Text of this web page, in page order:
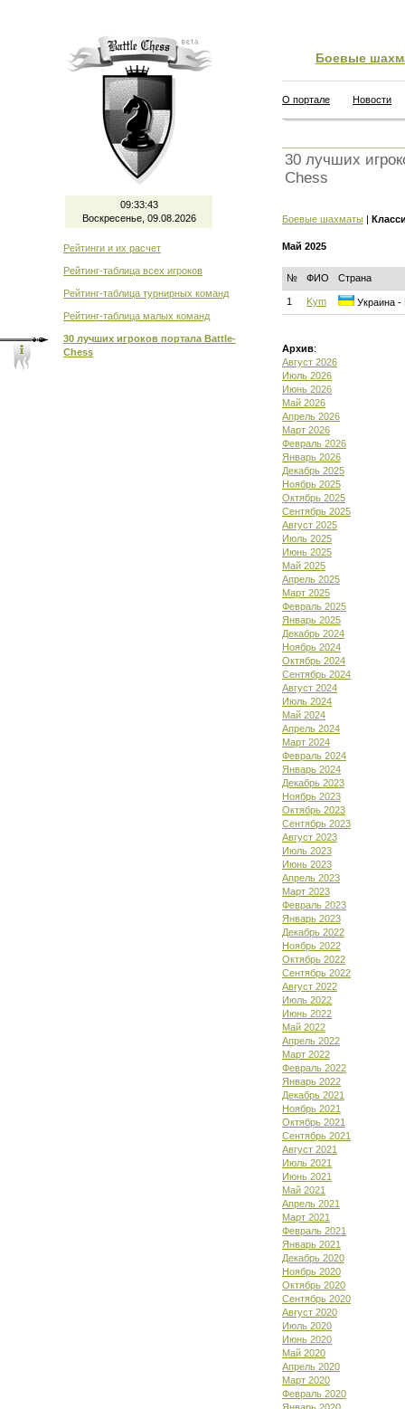
09:33:43
Воскресенье, 09.08.2026
Рейтинги и их расчет
Рейтинг-таблица всех игроков
Рейтинг-таблица турнирных команд
Рейтинг-таблица малых команд
30 лучших игроков портала Battle-
Chess
Боевые
О портале Новости
30 лучших
Chess
Боевые шахматы |
Май 2025
№ ФИО Страна
1 Kym Украина -
Архив:
Август 2026
Июль 2026
Июнь 2026
Май 2026
Апрель 2026
Март 2026
Февраль 2026
Январь 2026
Декабрь 2025
Ноябрь 2025
Октябрь 2025
Сентябрь 2025
Август 2025
Июль 2025
Июнь 2025
Май 2025
Апрель 2025
Март 2025
Февраль 2025
Январь 2025
Декабрь 2024
Ноябрь 2024
Октябрь 2024
Сентябрь 2024
Август 2024
Июль 2024
Май 2024
Апрель 2024
Март 2024
Февраль 2024
Январь 2024
Декабрь 2023
Ноябрь 2023
Октябрь 2023
Сентябрь 2023
Август 2023
Июль 2023
Июнь 2023
Апрель 2023
Март 2023
Февраль 2023
Январь 2023
Декабрь 2022
Ноябрь 2022
Октябрь 2022
Сентябрь 2022
Август 2022
Июль 2022
Июнь 2022
Май 2022
Апрель 2022
Март 2022
Февраль 2022
Январь 2022
Декабрь 2021
Ноябрь 2021
Октябрь 2021
Сентябрь 2021
Август 2021
Июль 2021
Июнь 2021
Май 2021
Апрель 2021
Март 2021
Февраль 2021
Январь 2021
Декабрь 2020
Ноябрь 2020
Октябрь 2020
Сентябрь 2020
Август 2020
Июль 2020
Июнь 2020
Май 2020
Апрель 2020
Март 2020
Февраль 2020